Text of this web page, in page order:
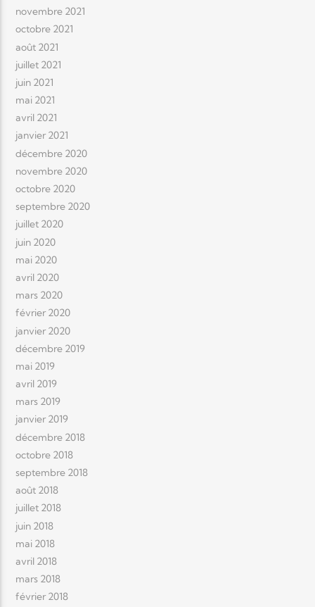
novembre 2021
octobre 2021
août 2021
juillet 2021
juin 2021
mai 2021
avril 2021
janvier 2021
décembre 2020
novembre 2020
octobre 2020
septembre 2020
juillet 2020
juin 2020
mai 2020
avril 2020
mars 2020
février 2020
janvier 2020
décembre 2019
mai 2019
avril 2019
mars 2019
janvier 2019
décembre 2018
octobre 2018
septembre 2018
août 2018
juillet 2018
juin 2018
mai 2018
avril 2018
mars 2018
février 2018